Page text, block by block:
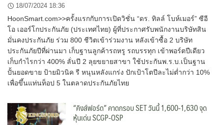
18/07/2024 18:36
HoonSmart.com>>ครั้งแรกกับการเปิดวิชั่น “ดร. ทิลล์ โบห์เมอร์” ซีอี
โอ เออร์โกประกันภัย (ประเทศไทย) ผู้ที่ประกาศรับพนักงานบริษัทสิน
มั่นคงประกันภัย ร่วม 800 ชีวิตเข้าร่วมงาน หลังเข้าซื้อ 2 บริษัท
ประกันภัยปีที่ผ่านมา เก็บฐานลูกค้ารถหรู รถบรรทุก เข้าพอร์ตปีเดียว
เก็บกำไรกว่า 400% ลั่นปี 2 ลุยขยายสาขา ใช้ประกันพ.ร.บ.เป็นฐาน
ปั้นยอดขาย ป้ายมิวนิค รี หนุนหลังแกร่ง ปักเป้าโตปีละไม่ต่ำกว่า 10%
เพื่อขึ้นแท่นท็อป 5 ในตลาดประกันภัยไทย
“คิงส์ฟอร์ด” คาดกรอบ SET วันนี้ 1,600-1,630 จุด
หุ้นเด่น SCGP-OSP